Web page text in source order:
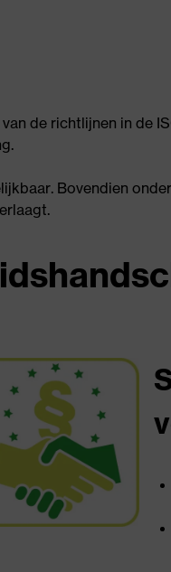
de richtlijnen in de
Bovendien